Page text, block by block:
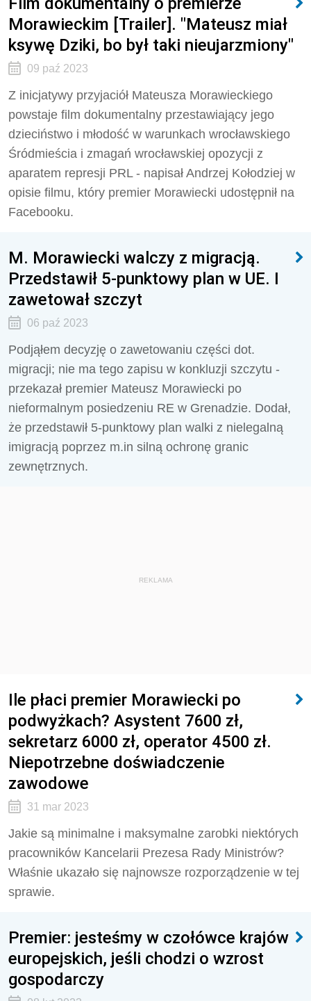
Morawieckim [Trailer]. "Mateusz miał
ksywę Dziki, bo był taki nieujarzmiony"
09 paź 2023
Z inicjatywy przyjaciół Mateusza Morawieckiego
powstaje film dokumentalny przestawiający jego
dzieciństwo i młodość w warunkach wrocławskiego
Śródmieścia i zmagań wrocławskiej opozycji z
aparatem represji PRL - napisał Andrzej Kołodziej w
opisie filmu, który premier Morawiecki udostępnił na
Facebooku.
M. Morawiecki walczy z migracją.
Przedstawił 5-punktowy plan w UE. I
zawetował szczyt
06 paź 2023
Podjąłem decyzję o zawetowaniu części dot.
migracji; nie ma tego zapisu w konkluzji szczytu -
przekazał premier Mateusz Morawiecki po
nieformalnym posiedzeniu RE w Grenadzie. Dodał,
że przedstawił 5-punktowy plan walki z nielegalną
imigracją poprzez m.in silną ochronę granic
zewnętrznych.
REKLAMA
Ile płaci premier Morawiecki po
podwyżkach? Asystent 7600 zł,
sekretarz 6000 zł, operator 4500 zł.
Niepotrzebne doświadczenie
zawodowe
31 mar 2023
Jakie są minimalne i maksymalne zarobki niektórych
pracowników Kancelarii Prezesa Rady Ministrów?
Właśnie ukazało się najnowsze rozporządzenie w tej
sprawie.
Premier: jesteśmy w czołówce krajów
europejskich, jeśli chodzi o wzrost
gospodarczy